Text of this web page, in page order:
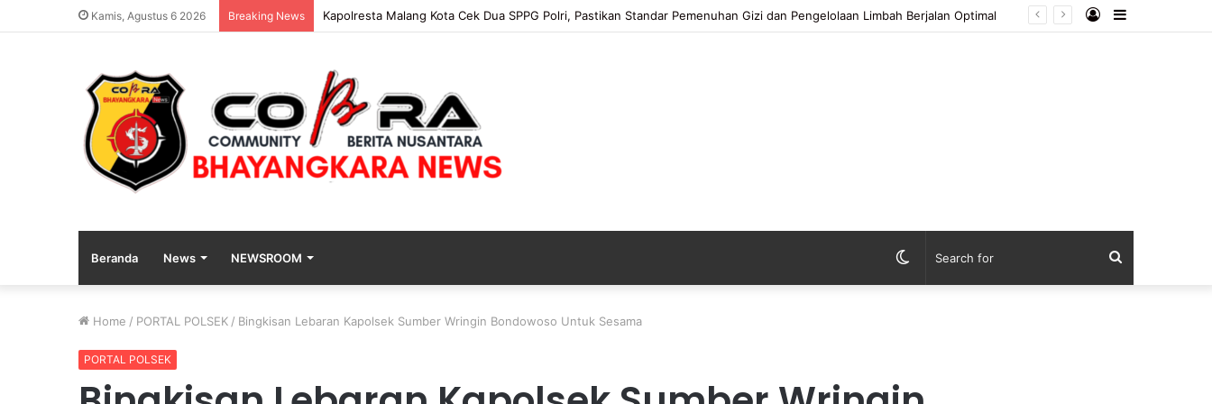
Kamis, Agustus 6 2026 Breaking News Polres Lumajang Buat Fire Break Darurat Antisipasi Karhutla TNBTS Meluas Sidebar
Log
Beranda News NEWSROOM Search
Switch
Home / PORTAL POLSEK / Bingkisan Lebaran Kapolsek Sumber Wringin Bondowoso Untuk Sesama
PORTAL POLSEK